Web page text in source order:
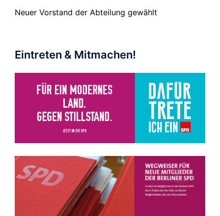
Neuer Vorstand der Abteilung gewählt
Eintreten & Mitmachen!